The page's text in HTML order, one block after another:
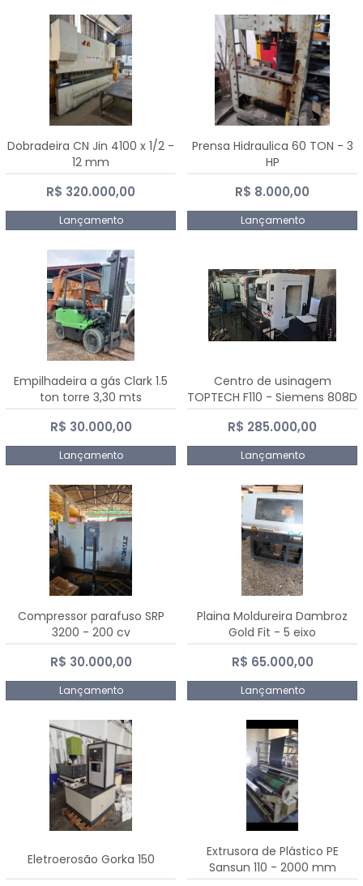
Dobradeira CN Jin 4100 x 1/2 -
12 mm
R$ 320.000,00
Lançamento
Prensa Hidraulica 60 TON - 3
HP
R$ 8.000,00
Lançamento
Empilhadeira a gás Clark 1.5
ton torre 3,30 mts
R$ 30.000,00
Lançamento
Centro de usinagem
TOPTECH F110 - Siemens 808D
Advanced
R$ 285.000,00
Lançamento
Compressor parafuso SRP
3200 - 200 cv
R$ 30.000,00
Lançamento
Plaina Moldureira Dambroz
Gold Fit - 5 eixo
R$ 65.000,00
Lançamento
Eletroerosão Gorka 150
Extrusora de Plástico PE
Sansun 110 - 2000 mm